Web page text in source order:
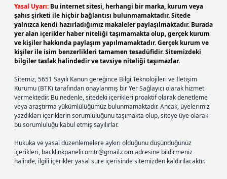
Yasal Uyarı: Bu internet sitesi, herhangi bir marka, kurum veya
şahıs şirketi ile hiçbir bağlantısı bulunmamaktadır. Sitede
yalnızca kendi hazırladığımız makaleler paylaşılmaktadır. Burada
yer alan içerikler haber niteliği taşımamakta olup, gerçek kurum
ve kişiler hakkında paylaşım yapılmamaktadır. Gerçek kurum ve
kişiler ile isim benzerlikleri tamamen tesadüfidir. Sitemizdeki
bilgiler taslak halindedir ve tavsiye niteliği taşımazlar.
Sitemiz, 5651 Sayılı Kanun gereğince Bilgi Teknolojileri ve İletişim
Kurumu (BTK) tarafından onaylanmış bir Yer Sağlayıcı olarak hizmet
vermektedir. Bu nedenle, sitedeki içerikleri proaktif olarak denetleme
veya araştırma yükümlülüğümüz bulunmamaktadır. Ancak, üyelerimiz
yazdıkları içeriklerin sorumluluğunu taşımakta olup, siteye üye olarak
bu sorumluluğu kabul etmiş sayılırlar.
Hukuka ve yasal düzenlemelere aykırı olduğunu düşündüğünüz
içerikleri, backlinkpanelicomtr@gmail.comadresine bildirmeniz
halinde, ilgili içerikler yasal süre içerisinde sitemizden kaldırılacaktır.